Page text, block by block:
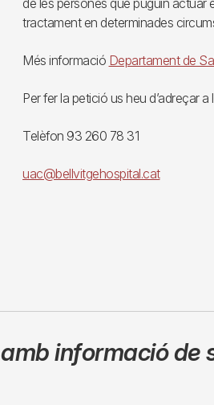
de les persones que puguin actuar
tractament en determinades
Més informació Departament de
Per fer la petició us heu d’adreçar a
Telèfon 93 260 78 31
uac@bellvitgehospital.cat
amb informació de